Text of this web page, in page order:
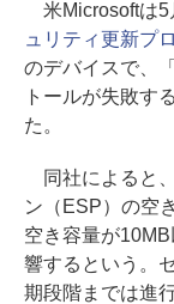
米Microsoftは5
ュリティ更新プ
のデバイスで、
トールが失敗す
た。
同社によると
ン（ESP）の空
空き容量が
響するという。
期段階までは進